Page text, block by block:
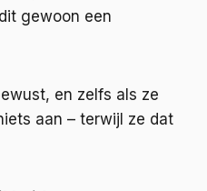
gewoon een
en zelfs als ze
aan – terwijl ze dat